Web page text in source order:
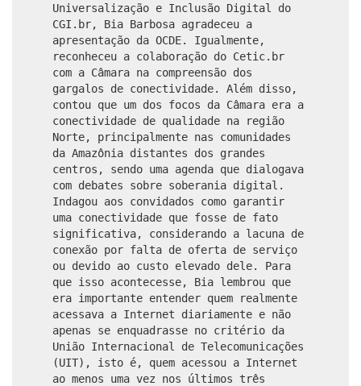
Universalização e Inclusão Digital do
CGI.br, Bia Barbosa agradeceu a
apresentação da OCDE. Igualmente,
reconheceu a colaboração do Cetic.br
com a Câmara na compreensão dos
gargalos de conectividade. Além disso,
contou que um dos focos da Câmara era a
conectividade de qualidade na região
Norte, principalmente nas comunidades
da Amazônia distantes dos grandes
centros, sendo uma agenda que dialogava
com debates sobre soberania digital.
Indagou aos convidados como garantir
uma conectividade que fosse de fato
significativa, considerando a lacuna de
conexão por falta de oferta de serviço
ou devido ao custo elevado dele. Para
que isso acontecesse, Bia lembrou que
era importante entender quem realmente
acessava a Internet diariamente e não
apenas se enquadrasse no critério da
União Internacional de Telecomunicações
(UIT), isto é, quem acessou a Internet
ao menos uma vez nos últimos três